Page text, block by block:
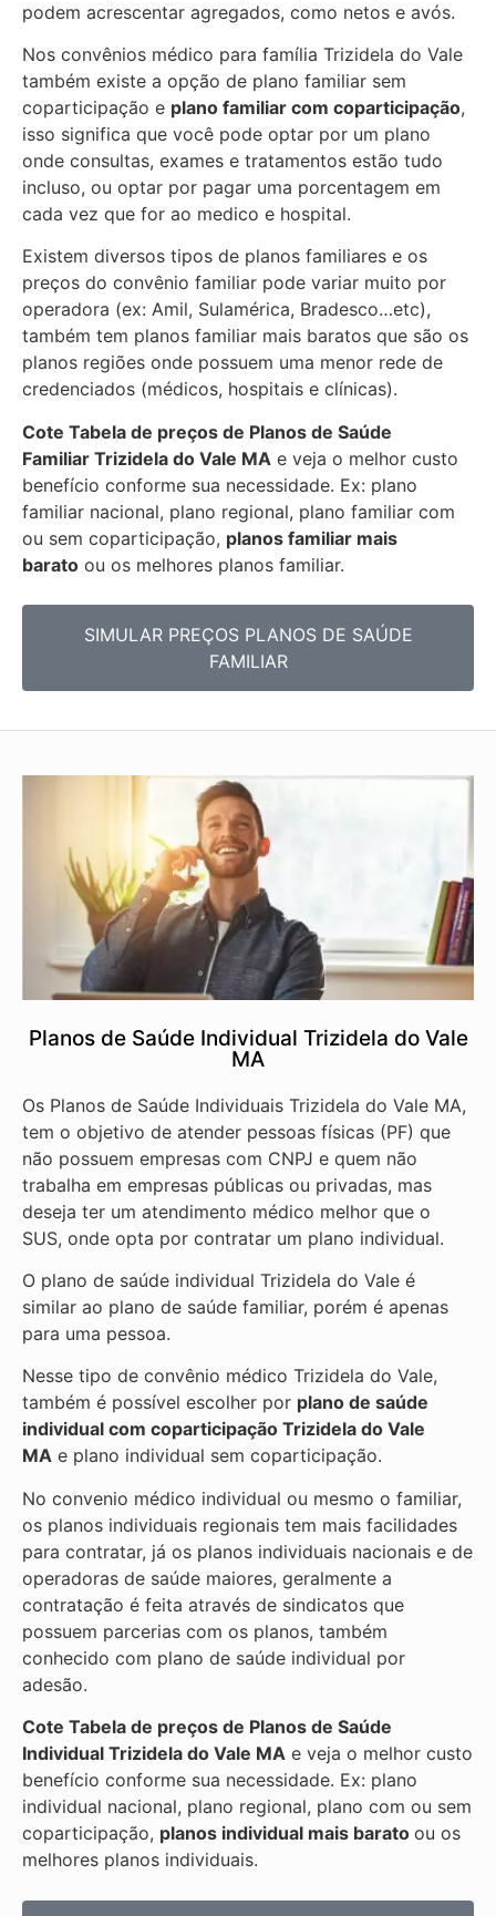
podem acrescentar agregados, como netos e avós.
Nos convênios médico para família Trizidela do Vale
também existe a opção de plano familiar sem
coparticipação e plano familiar com coparticipação,
isso significa que você pode optar por um plano
onde consultas, exames e tratamentos estão tudo
incluso, ou optar por pagar uma porcentagem em
cada vez que for ao medico e hospital.
Existem diversos tipos de planos familiares e os
preços do convênio familiar pode variar muito por
operadora (ex: Amil, Sulamérica, Bradesco…etc),
também tem planos familiar mais baratos que são os
planos regiões onde possuem uma menor rede de
credenciados (médicos, hospitais e clínicas).
Cote Tabela de preços de Planos de Saúde
Familiar Trizidela do Vale MA e veja o melhor custo
benefício conforme sua necessidade. Ex: plano
familiar nacional, plano regional, plano familiar com
ou sem coparticipação, planos familiar mais
barato ou os melhores planos familiar.
SIMULAR PREÇOS PLANOS DE SAÚDE
FAMILIAR
Planos de Saúde Individual Trizidela do Vale
MA
Os Planos de Saúde Individuais Trizidela do Vale MA,
tem o objetivo de atender pessoas físicas (PF) que
não possuem empresas com CNPJ e quem não
trabalha em empresas públicas ou privadas, mas
deseja ter um atendimento médico melhor que o
SUS, onde opta por contratar um plano individual.
O plano de saúde individual Trizidela do Vale é
similar ao plano de saúde familiar, porém é apenas
para uma pessoa.
Nesse tipo de convênio médico Trizidela do Vale,
também é possível escolher por plano de saúde
individual com coparticipação Trizidela do Vale
MA e plano individual sem coparticipação.
No convenio médico individual ou mesmo o familiar,
os planos individuais regionais tem mais facilidades
para contratar, já os planos individuais nacionais e de
operadoras de saúde maiores, geralmente a
contratação é feita através de sindicatos que
possuem parcerias com os planos, também
conhecido com plano de saúde individual por
adesão.
Cote Tabela de preços de Planos de Saúde
Individual Trizidela do Vale MA e veja o melhor custo
benefício conforme sua necessidade. Ex: plano
individual nacional, plano regional, plano com ou sem
coparticipação, planos individual mais barato ou os
melhores planos individuais.